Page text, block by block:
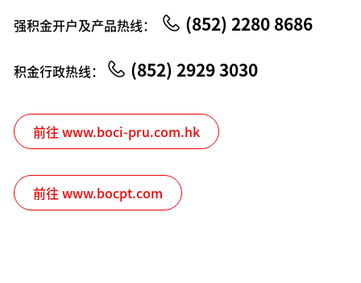
强积金开户及产品热线： (852) 2280 8686
积金行政热线： (852) 2929 3030
前往 www.boci-pru.com.hk
前往 www.bocpt.com